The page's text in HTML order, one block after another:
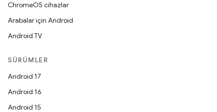
ChromeOS cihazlar
Arabalar için Android
Android TV
SÜRÜMLER
Android 17
Android 16
Android 15